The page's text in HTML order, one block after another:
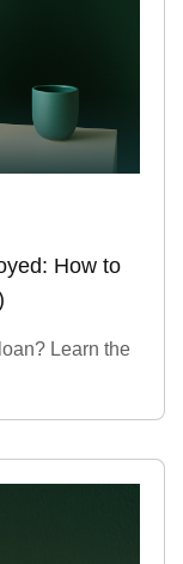
How to
Learn the